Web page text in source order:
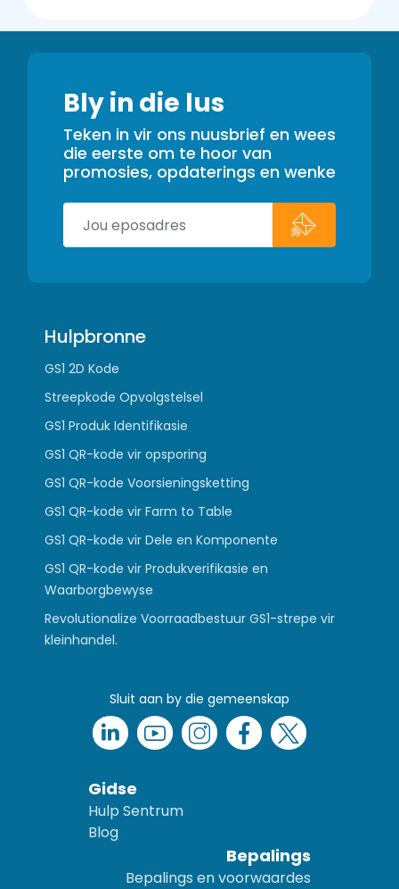
Bly in die lus
Teken in vir ons nuusbrief en wees
die eerste om te hoor van
promosies, opdaterings en wenke
Hulpbronne
GS1 2D Kode
Streepkode Opvolgstelsel
GS1 Produk Identifikasie
GS1 QR-kode vir opsporing
GS1 QR-kode Voorsieningsketting
GS1 QR-kode vir Farm to Table
GS1 QR-kode vir Dele en Komponente
GS1 QR-kode vir Produkverifikasie en
Waarborgbewyse
Revolutionalize Voorraadbestuur GS1-strepe vir
kleinhandel.
Sluit aan by die gemeenskap
Gidse
Hulp Sentrum
Blog
Bepalings
Bepalings en voorwaardes